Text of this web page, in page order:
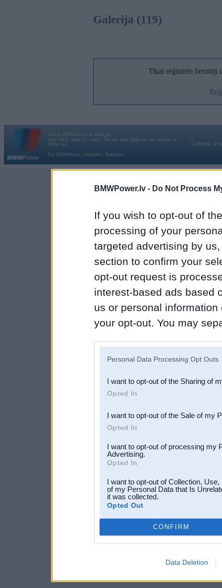
BMWPower.lv - Do Not Process
If you wish to opt-out of
processing of your
targeted advertising by
section to confirm your
opt-out request is
interest-based ads based
us or personal
your opt-out. You may
Downstream Participants
third parties.
Personal Data Processing Opt Outs
I want to opt-out of the Sharing of
Opted In
I want to opt-out of the Sale of my
Opted In
I want to opt-out of processing my
Advertising.
Opted In
I want to opt-out of Collection,
of my Personal Data that Is
it was collected.
Opted Out
CONFIRM
Data Deletion
Galerija (119)
Tikai reģistrēti lietotāji
Vortāls BMWPower.lv darbojas
kopš 2002. gada 14. maija. Tas nav auto klubs un nav saistīts ar
BMW AG.
Par BMWPower
Kontakti Reklāma
Galvena